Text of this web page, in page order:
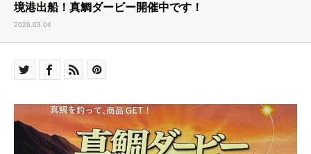
境港出船！真鯛ダービー開催中です！
2026.03.04